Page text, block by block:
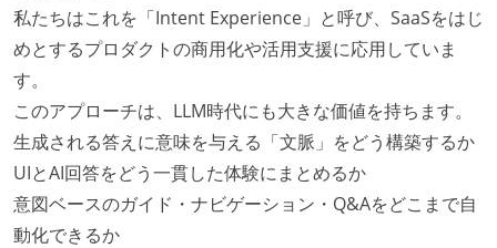
私たちはこれを「Intent Experience」と呼び、SaaSをはじ
めとするプロダクトの商用化や活用支援に応用していま
す。
このアプローチは、LLM時代にも大きな価値を持ちます。
生成される答えに意味を与える「文脈」をどう構築するか
UIとAI回答をどう一貫した体験にまとめるか
意図ベースのガイド・ナビゲーション・Q&Aをどこまで自
動化できるか